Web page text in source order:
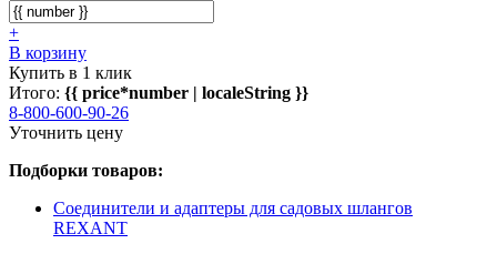
+
В корзину
Купить в 1 клик
Итого: {{ price*number | localeString }}
8-800-600-90-26
Уточнить цену
Подборки товаров:
Соединители и адаптеры для садовых шлангов
REXANT